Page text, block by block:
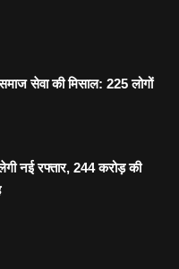
सेवा की मिसाल: 225 लोगों
नई रफ्तार, 244 करोड़ की